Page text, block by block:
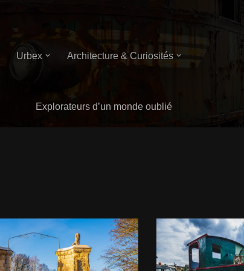
Urbex
Architecture & Curiosités
Explorateurs d’un monde oublié